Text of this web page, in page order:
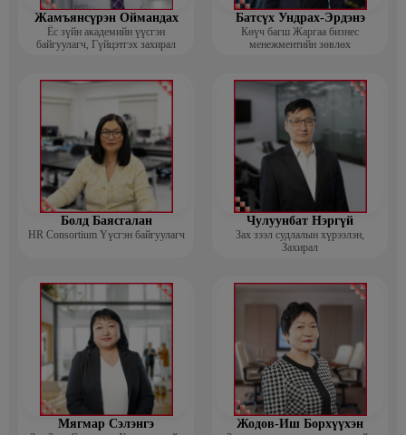
Жамъянсүрэн Оймандах
Ёс зүйн академийн үүсгэн
байгуулагч, Гүйцэтгэх захирал
Батсүх Ундрах-Эрдэнэ
Көүч багш Жаргаа бизнес
менежментийн зөвлөх
Болд Баясгалан
HR Consortium Үүсгэн байгуулагч
Чулуунбат Нэргүй
Зах зээл судлалын хүрээлэн,
Захирал
Мягмар Сэлэнгэ Жодов-Иш Борхүүхэн